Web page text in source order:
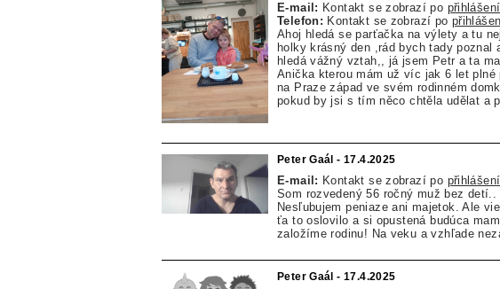
E-mail: Kontakt se zobrazí po přihlášení
Telefon: Kontakt se zobrazí po
Ahoj hledá se parťačka na výlety a tu
holky krásný den ,rád bych tady
hledá vážný vztah,, já jsem Petr a ta
Anička kterou mám už víc jak 6 let
na Praze západ ve svém rodinném
pokud by jsi s tím něco chtěla udělat a
Peter Gaál - 17.4.2025
E-mail: Kontakt se zobrazí po přihlášení
Som rozvedený 56 ročný muž bez
Nesľubujem peniaze ani majetok. Ale
ťa to oslovilo a si opustená budúca
založíme rodinu! Na veku a vzhľade
Peter Gaál - 17.4.2025